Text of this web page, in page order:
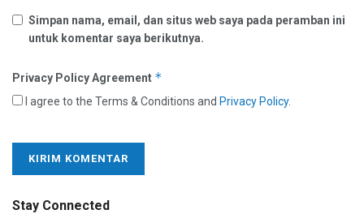
Simpan nama, email, dan situs web saya pada peramban ini
untuk komentar saya berikutnya.
Privacy Policy Agreement *
I agree to the Terms & Conditions and Privacy Policy.
Stay Connected